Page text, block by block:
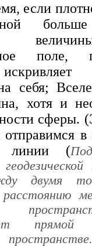
если
поле,
себя;
хотя и
сферы.
в
линии (
двумя
расстоянию